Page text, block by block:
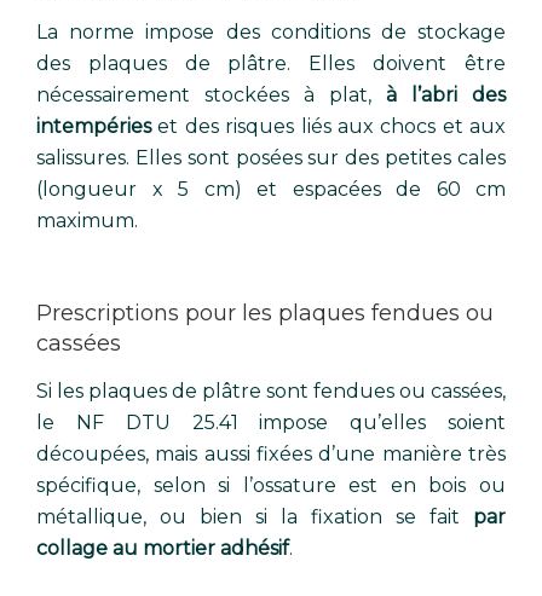
La norme impose des conditions de stockage
des plaques de plâtre. Elles doivent être
nécessairement stockées à plat, à l’abri des
intempérieset des risques liés aux chocs et aux
salissures. Elles sont posées sur des petites cales
(longueur x 5 cm) et espacées de 60 cm
maximum.
Prescriptions pour les plaques fendues ou
cassées
Si les plaques de plâtre sont fendues ou cassées,
le NF DTU 25.41 impose qu’elles soient
découpées, mais aussi fixées d’une manière très
spécifique, selon si l’ossature est en bois ou
métallique, ou bien si la fixation se fait par
collage au mortier adhésif.